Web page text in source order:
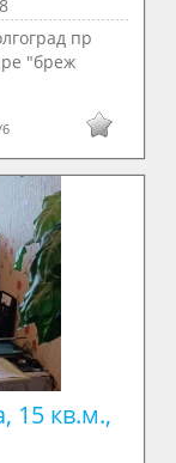
пр
"бреж
15 кв.м.,